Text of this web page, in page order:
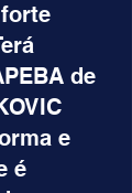
de
e
é